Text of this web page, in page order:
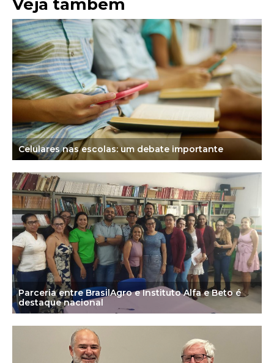
Veja também
Celulares nas escolas: um debate importante
Parceria entre BrasilAgro e Instituto Alfa e Beto é
destaque nacional